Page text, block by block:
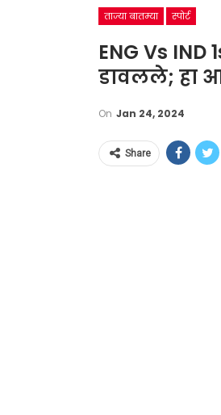
ताज्या बातम्या स्पोर्ट
ENG Vs IND
डावलले; हा
On Jan 24, 2024
Share